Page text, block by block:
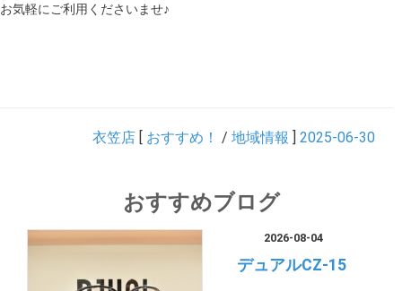
お気軽にご利用くださいませ♪
衣笠店 [ おすすめ！ / 地域情報 ] 2025-06-30
おすすめブログ
2026-08-04
デュアルCZ-15